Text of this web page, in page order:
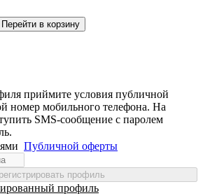
Перейти в корзину
приймите условия публичной
номер мобильного телефона. На
SMS-сообщение с паролем
Публичной оферты
профиль
профиль